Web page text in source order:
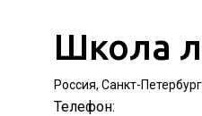
Школа
Россия, Санкт-
Телефон: